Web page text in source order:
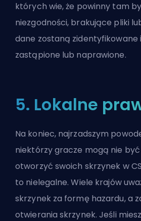
których wie, że powinny tam
niezgodności, brakujące pliki
dane zostaną zidentyfikowane
zastąpione lub naprawione.
5. Lokalne
Na koniec, najrzadszym
niektórzy gracze mogą nie
otworzyć swoich skrzynek w
to nielegalne. Wiele krajów
skrzynek za formę hazardu, a
otwierania skrzynek. Jeśli